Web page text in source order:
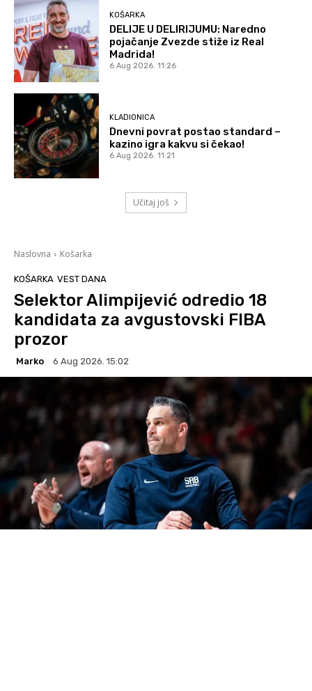
KOŠARKA
DELIJE U DELIRIJUMU: Naredno
pojačanje Zvezde stiže iz Real
Madrida!
6 Aug 2026. 11:26
KLADIONICA
Dnevni povrat postao standard –
kazino igra kakvu si čekao!
6 Aug 2026. 11:21
Učitaj još